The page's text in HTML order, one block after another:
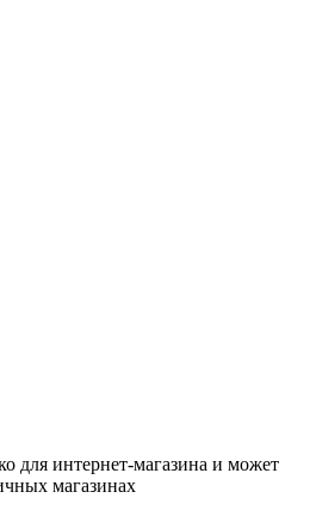
для интернет-магазина и может
магазинах